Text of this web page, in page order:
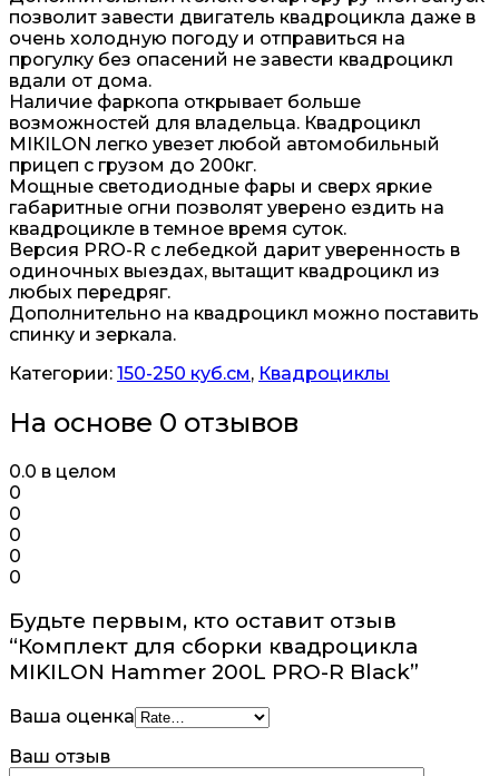
позволит завести двигатель квадроцикла даже в
очень холодную погоду и отправиться на
прогулку без опасений не завести квадроцикл
вдали от дома.
Наличие фаркопа открывает больше
возможностей для владельца. Квадроцикл
МIКILОN легко увезет любой автомобильный
прицеп с грузом до 200кг.
Мощные светодиодные фары и сверх яркие
габаритные огни позволят уверено ездить на
квадроцикле в темное время суток.
Версия РRО-R с лебедкой дарит уверенность в
одиночных выездах, вытащит квадроцикл из
любых передряг.
Дополнительно на квадроцикл можно поставить
спинку и зеркала.
Категории: 150-250 куб.см, Квадроциклы
На основе 0 отзывов
0.0 в целом
0
0
0
0
0
Будьте первым, кто оставит отзыв
“Комплект для сборки квадроцикла
MIKILON Hammer 200L PRO-R Black”
Ваша оценка
Ваш отзыв